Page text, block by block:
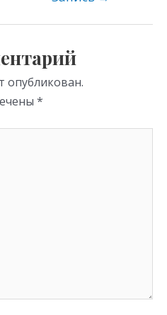
p
опубликован.
*